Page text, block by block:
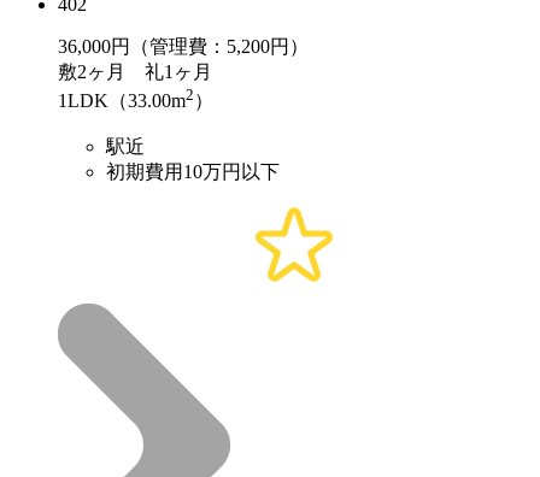
402
36,000円（管理費：5,200円）
敷2ヶ月 礼1ヶ月
1LDK（33.00m2 ）
駅近
初期費用10万円以下